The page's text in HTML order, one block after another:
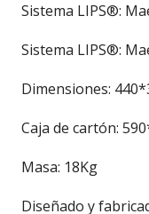
Sistema LIPS®:
Sistema LIPS®:
Dimensiones:
Caja de cartón:
Masa: 18Kg
Diseñado y